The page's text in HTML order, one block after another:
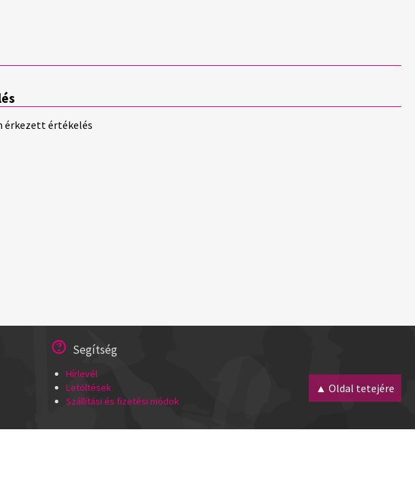
▲ Oldal tetejére
érkezett értékelés
Segítség
Hírlevél
Letöltések
Szállítási és fizetési módok